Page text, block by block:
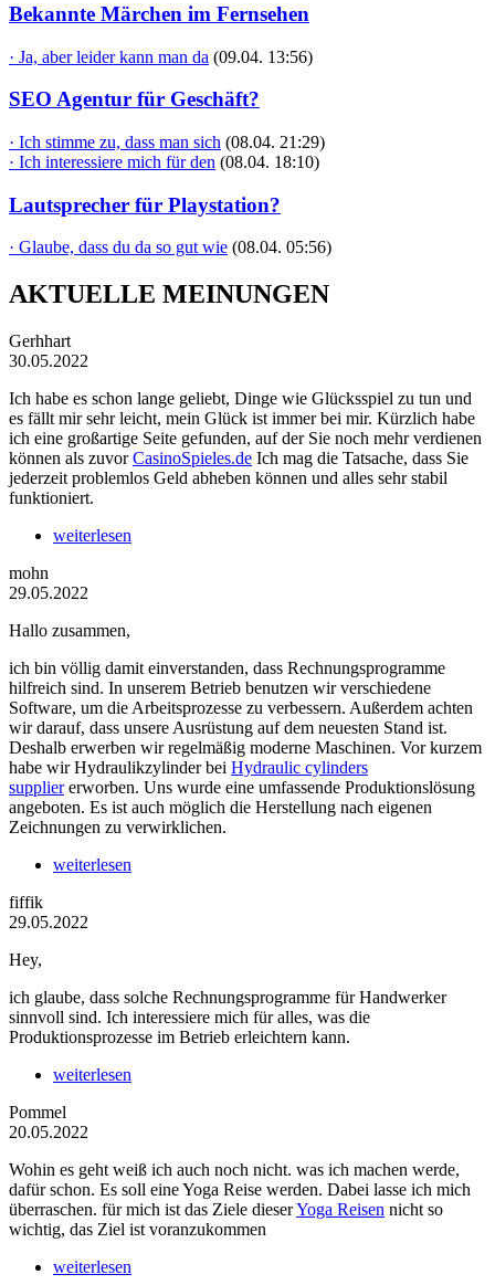
Bekannte Märchen im Fernsehen
· Ja, aber leider kann man da (09.04. 13:56)
SEO Agentur für Geschäft?
· Ich stimme zu, dass man sich (08.04. 21:29)
· Ich interessiere mich für den (08.04. 18:10)
Lautsprecher für Playstation?
· Glaube, dass du da so gut wie (08.04. 05:56)
AKTUELLE MEINUNGEN
Gerhhart
30.05.2022
Ich habe es schon lange geliebt, Dinge wie Glücksspiel zu tun und
es fällt mir sehr leicht, mein Glück ist immer bei mir. Kürzlich habe
ich eine großartige Seite gefunden, auf der Sie noch mehr verdienen
können als zuvorCasinoSpieles.de Ich mag die Tatsache, dass Sie
jederzeit problemlos Geld abheben können und alles sehr stabil
funktioniert.
weiterlesen
mohn
29.05.2022
Hallo zusammen,
ich bin völlig damit einverstanden, dass Rechnungsprogramme
hilfreich sind. In unserem Betrieb benutzen wir verschiedene
Software, um die Arbeitsprozesse zu verbessern. Außerdem achten
wir darauf, dass unsere Ausrüstung auf dem neuesten Stand ist.
Deshalb erwerben wir regelmäßig moderne Maschinen. Vor kurzem
habe wir Hydraulikzylinder bei Hydraulic cylinders
suppliererworben. Uns wurde eine umfassende Produktionslösung
angeboten. Es ist auch möglich die Herstellung nach eigenen
Zeichnungen zu verwirklichen.
weiterlesen
fiffik
29.05.2022
Hey,
ich glaube, dass solche Rechnungsprogramme für Handwerker
sinnvoll sind. Ich interessiere mich für alles, was die
Produktionsprozesse im Betrieb erleichtern kann.
weiterlesen
Pommel
20.05.2022
Wohin es geht weiß ich auch noch nicht. was ich machen werde,
dafür schon. Es soll eine Yoga Reise werden. Dabei lasse ich mich
überraschen. für mich ist das Ziele dieserYoga Reisen nicht so
wichtig, das Ziel ist voranzukommen
weiterlesen